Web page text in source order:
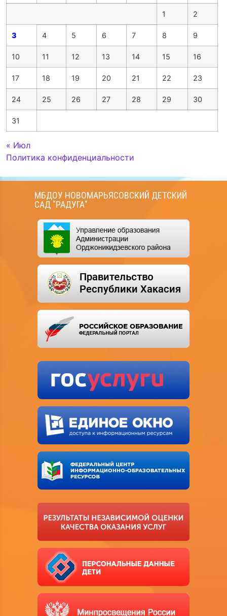
1 2
3 4 5 6 7 8 9
10 11 12 13 14 15 16
17 18 19 20 21 22 23
24 25 26 27 28 29 30
31
« Июл
Политика конфиденциальности
МБДОУ НОВОМАРЬЯСОВСКИЙ ДЕТСКИЙ
САД "РАДУГА"